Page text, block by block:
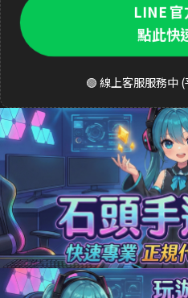
4分鐘前 張**凱 購
6分鐘前 a**123 購
8分鐘前 S**ea 購買
9分鐘前 吳**宏 購
10分鐘前 m**ky 購
12分鐘前 李**芬 購
15分鐘前 J**son 購
18分鐘前 劉**瑄 購
LINE 官
點此快
🟢 線上客服服務中